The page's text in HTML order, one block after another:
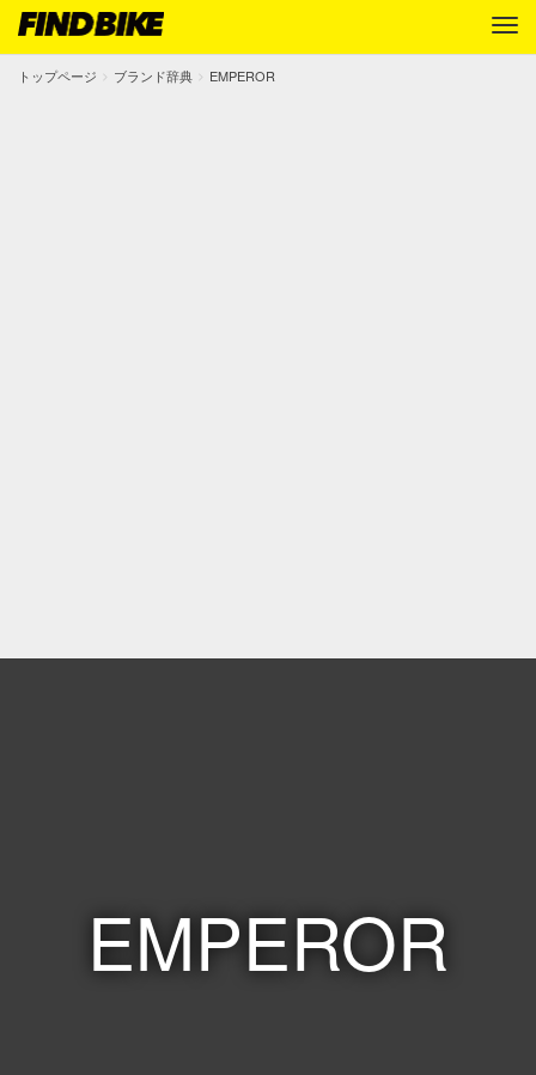
トップページ ブランド辞典 EMPEROR
EMPEROR